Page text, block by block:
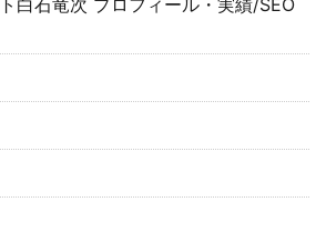
白石竜次 プロフィール・実績/SEO